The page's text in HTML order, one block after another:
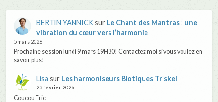
BERTIN YANNICKsur Le Chant des Mantras : une
vibration du cœur vers l’harmonie
5 mars 2026
Prochaine session lundi 9 mars 19H30! Contactez moi si vous voulez en
savoir plus!
Lisa sur Les harmoniseurs Biotiques Triskel
23 février 2026
Coucou Eric